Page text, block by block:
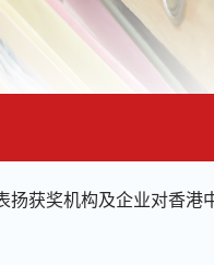
扬获奖机构及企业对香港